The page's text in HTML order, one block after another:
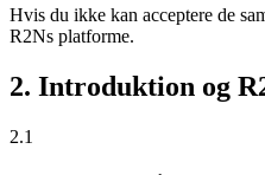
Hvis du ikke kan acceptere de
R2Ns platforme.
2. Introduktion og
2.1